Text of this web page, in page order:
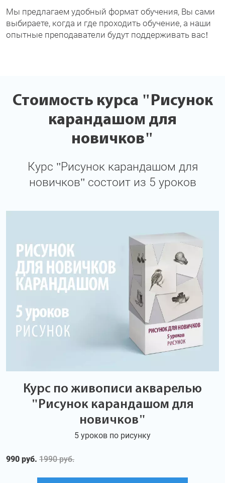
Мы предлагаем удобный формат обучения, Вы сами
выбираете, когда и где проходить обучение, а наши
опытные преподаватели будут поддерживать вас!
Стоимость курса "Рисунок
карандашом для
новичков"
Курс "Рисунок карандашом для
новичков" состоит из 5 уроков
Курс по живописи акварелью
"Рисунок карандашом для
новичков"
5 уроков по рисунку
990 руб. 1990 руб.